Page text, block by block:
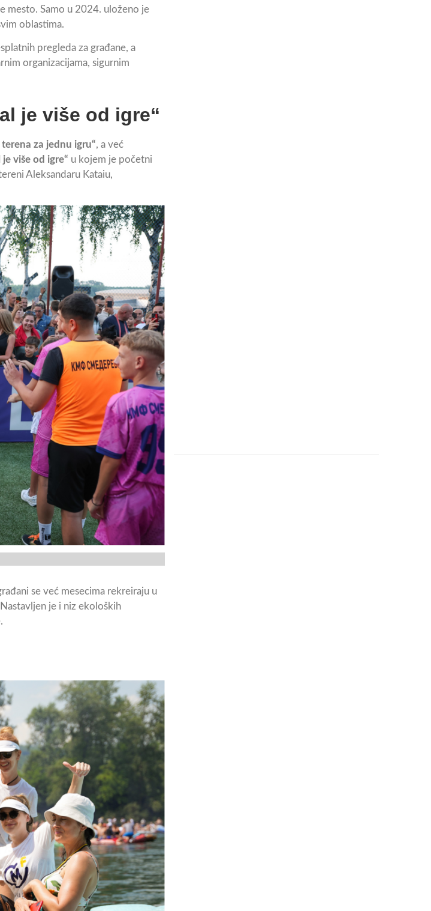
mesto. Samo u 2024. uloženo je
oblastima.
pregleda za građane, a
organizacijama, sigurnim
je više od igre“
terena za jednu igru“, a već
je više od igre“ u kojem je početni
Aleksandaru Kataiu,
se već mesecima rekreiraju u
je i niz ekoloških